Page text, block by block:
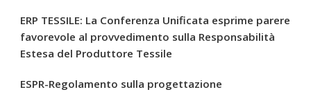
ERP TESSILE: La Conferenza Unificata esprime parere
favorevole al provvedimento sulla Responsabilità
Estesa del Produttore Tessile
ESPR-Regolamento sulla progettazione